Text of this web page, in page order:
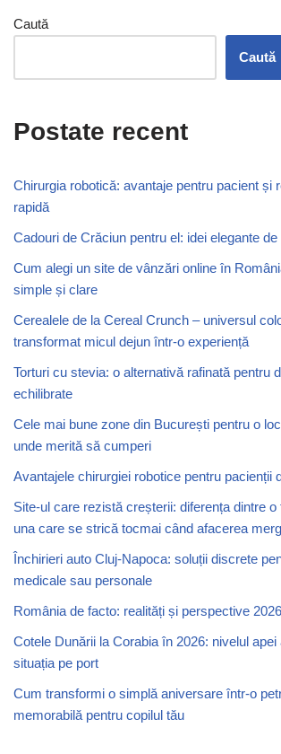
Caută
Caută
Postate recent
Chirurgia robotică: avantaje pentru pacient și
rapidă
Cadouri de Crăciun pentru el: idei elegante de
Cum alegi un site de vânzări online în
simple și clare
Cerealele de la Cereal Crunch – universul
transformat micul dejun într-o experiență
Torturi cu stevia: o alternativă rafinată pentru
echilibrate
Cele mai bune zone din București pentru o
unde merită să cumperi
Avantajele chirurgiei robotice pentru pacienții
Site-ul care rezistă creșterii: diferența dintre o
una care se strică tocmai când afacerea
Închirieri auto Cluj-Napoca: soluții discrete
medicale sau personale
România de facto: realități și perspective 2026
Cotele Dunării la Corabia în 2026: nivelul
situația pe port
Cum transformi o simplă aniversare într-o
memorabilă pentru copilul tău